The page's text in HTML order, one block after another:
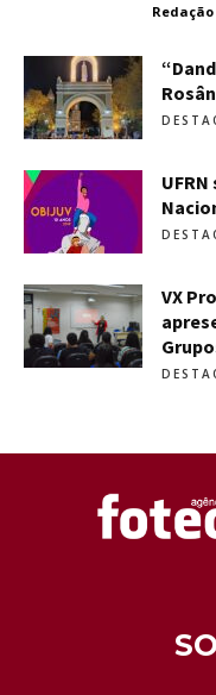
Redação
VX